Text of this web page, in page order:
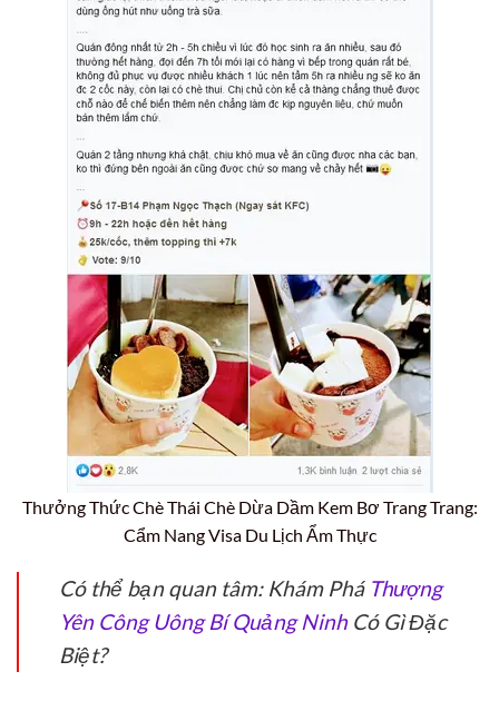
Thưởng Thức Chè Thái Chè Dừa Dầm Kem Bơ Trang Trang:
Cẩm Nang Visa Du Lịch Ẩm Thực
Có thể bạn quan tâm: Khám Phá Thượng
Yên Công Uông Bí Quảng NinhCó Gì Đặc
Biệt?